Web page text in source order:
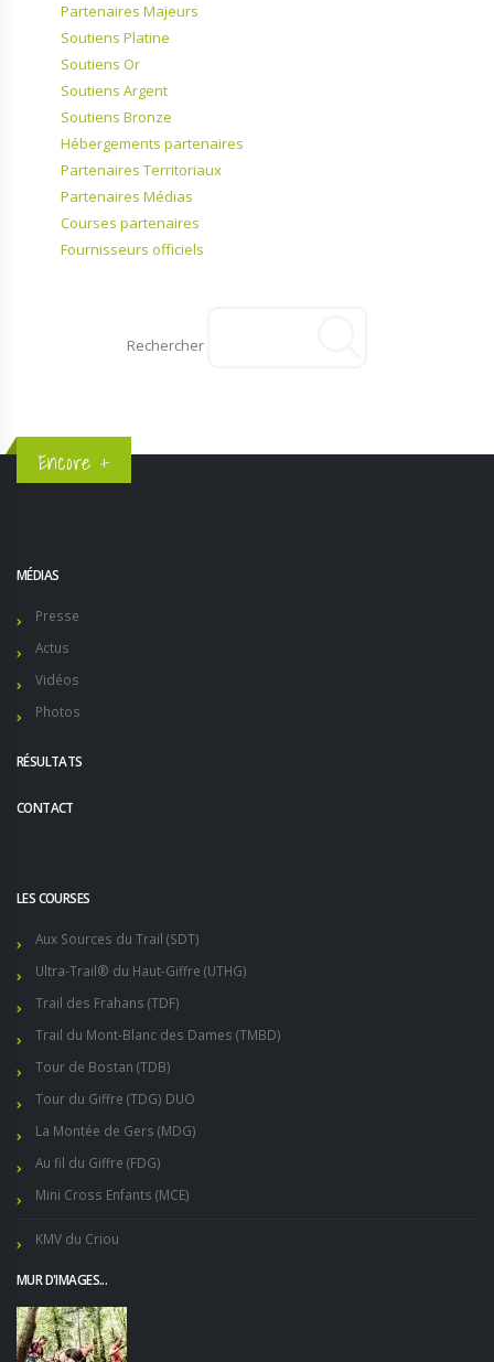
Partenaires Majeurs
Soutiens Platine
Soutiens Or
Soutiens Argent
Soutiens Bronze
Hébergements partenaires
Partenaires Territoriaux
Partenaires Médias
Courses partenaires
Fournisseurs officiels
Rechercher
Encore +
MÉDIAS
Presse
Actus
Vidéos
Photos
RÉSULTATS
CONTACT
LES COURSES
Aux Sources du Trail (SDT)
Ultra-Trail® du Haut-Giffre (UTHG)
Trail des Frahans (TDF)
Trail du Mont-Blanc des Dames (TMBD)
Tour de Bostan (TDB)
Tour du Giffre (TDG) DUO
La Montée de Gers (MDG)
Au fil du Giffre (FDG)
Mini Cross Enfants (MCE)
KMV du Criou
MUR D'IMAGES...